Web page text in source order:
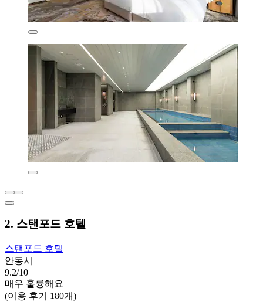
2. 스탠포드 호텔
스탠포드 호텔
안동시
9.2/10
매우 훌륭해요
(이용 후기 180개)